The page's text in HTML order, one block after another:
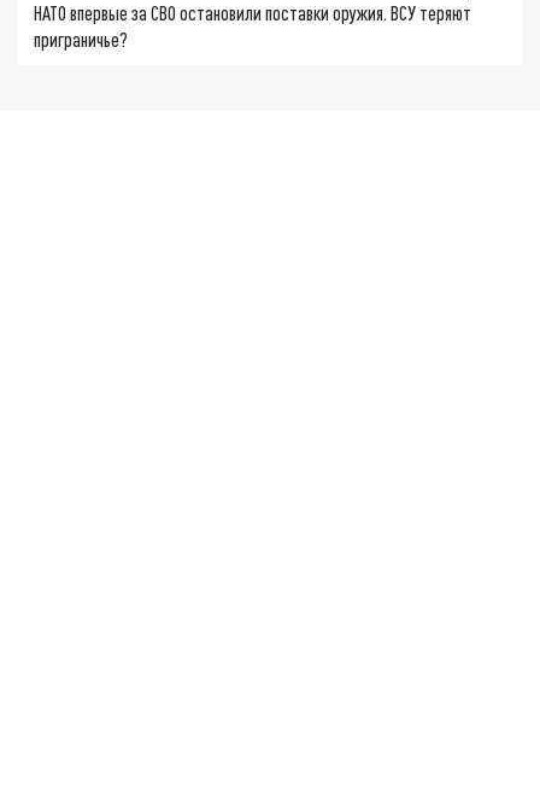
НАТО впервые за СВО остановили поставки оружия. ВСУ теряют
приграничье?